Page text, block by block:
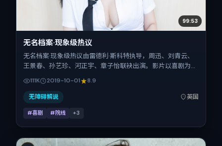
99:53
无名档案·现象级热议
无名档案·现象级热议由雷德利·斯科特执导，周迅、刘青云、
王景春、孙艺珍、河正宇、章子怡联袂出演。影片以喜剧为叙
人物抉择与反转。2019年10月1日于英国首映（国庆档前
后），片长104分钟，适合喜欢强情节与细腻表演的观众。
111K 2019-10-01 8.9
无障碍解说 英国
#喜剧 #院线 +3